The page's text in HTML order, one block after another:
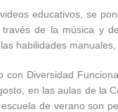
educativos, se
de la música y
habilidades
con Diversidad
en las aulas de la
de verano son